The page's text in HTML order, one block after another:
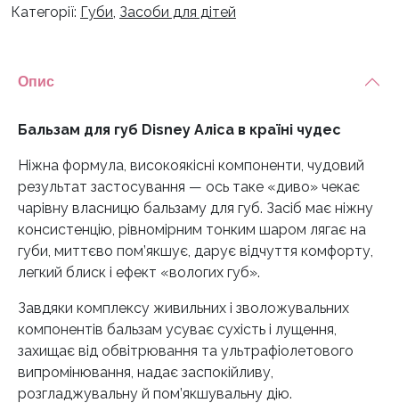
Категорії: Губи Засоби для дітей
Опис
Бальзам для губ Disney Аліса в країні чудес
Ніжна формула, високоякісні компоненти, чудовий
результат застосування — ось таке «диво» чекає
чарівну власницю бальзаму для губ. Засіб має ніжну
консистенцію, рівномірним тонким шаром лягає на
губи, миттєво пом’якшує, дарує відчуття комфорту,
легкий блиск і ефект «вологих губ».
Завдяки комплексу живильних і зволожувальних
компонентів бальзам усуває сухість і лущення,
захищає від обвітрювання та ультрафіолетового
випромінювання, надає заспокійливу,
розгладжувальну й пом’якшувальну дію.